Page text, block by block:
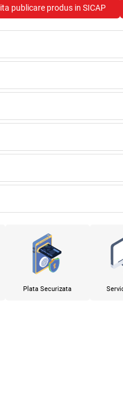
publicare produs in SICAP
Plata Securizata